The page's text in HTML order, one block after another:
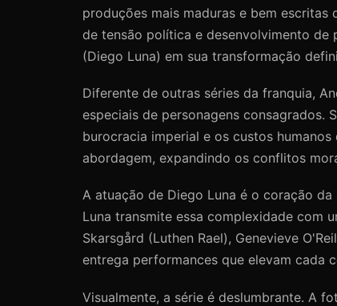
produções mais maduras e bem escritas
de tensão política e desenvolvimento de
(Diego Luna) em sua transformação
Diferente de outras séries da franquia,
especiais de personagens consagrados.
burocracia imperial e os custos
abordagem, expandindo os conflitos
A atuação de Diego Luna é o coração
Luna transmite essa complexidade com
Skarsgård (Luthen Rael), Genevieve
entrega performances que elevam cada
Visualmente, a série é deslumbrante. A